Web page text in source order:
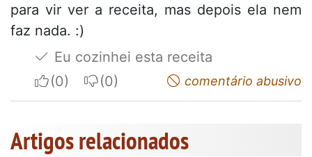
para vir ver a receita, mas depois ela nem
faz nada. :)
Eu cozinhei esta receita
I apreciateI do not appreciatecomentário abusivo
Artigos relacionados